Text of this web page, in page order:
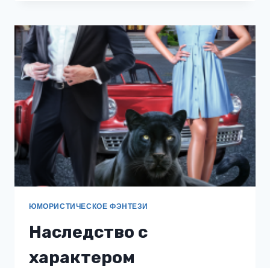
СВАДЬБУ
ЮМОРИСТИЧЕСКОЕ ФЭНТЕЗИ
Наследство с
характером